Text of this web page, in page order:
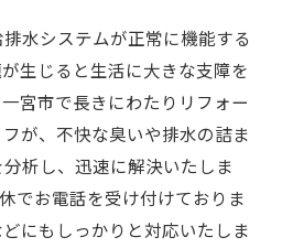
水システムが正常に機能する
生じると生活に大きな支障を
宮市で長きにわたりリフォー
が、不快な臭いや排水の詰ま
析し、迅速に解決いたしま
でお電話を受け付けておりま
にもしっかりと対応いたしま